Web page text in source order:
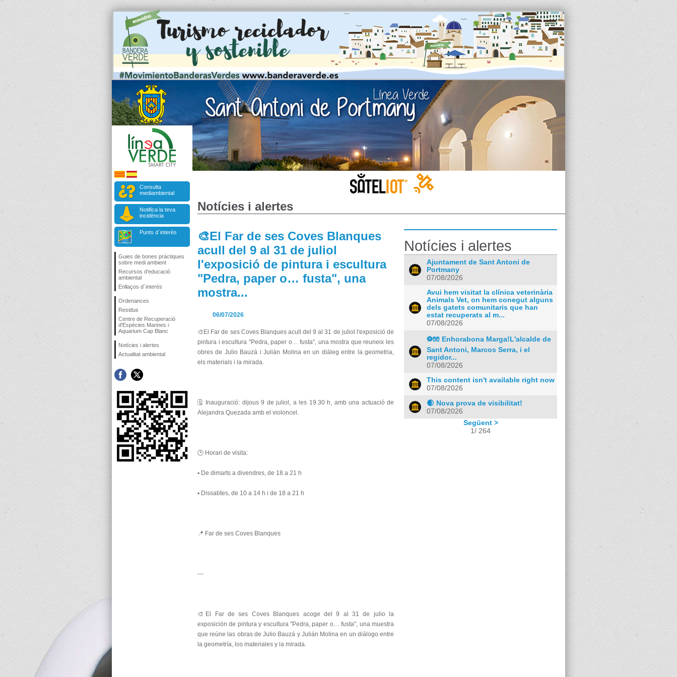
Consulta
mediambiental
Notifica la teva
incidència
Punts d`interès
Guies de bones pràctiques
sobre medi ambient
Recursos d'educació
ambiental
Enllaços d´interés
Ordenances
Residus
Centre de Recuperació
d'Espècies Marines i
Aquarium Cap Blanc
Notícies i alertes
Actualitat ambiental
Notícies i alertes
🎨El Far de ses Coves Blanques
acull del 9 al 31 de juliol
l'exposició de pintura i escultura
"Pedra, paper o… fusta", una
mostra...
06/07/2026
🎨El Far de ses Coves Blanques acull del 9 al 31 de juliol l'exposició de
pintura i escultura "Pedra, paper o… fusta", una mostra que reuneix les
obres de Julio Bauzá i Julián Molina en un diàleg entre la geometria,
els materials i la mirada.
🗓️ Inauguració: dijous 9 de juliol, a les 19.30 h, amb una actuació de
Alejandra Quezada amb el violoncel.
🕒 Horari de visita:
▪️ De dimarts a divendres, de 18 a 21 h
▪️ Dissabtes, de 10 a 14 h i de 18 a 21 h
📍 Far de ses Coves Blanques
---
🎨El Far de ses Coves Blanques acoge del 9 al 31 de julio la
exposición de pintura y escultura "Pedra, paper o… fusta", una muestra
que reúne las obras de Julio Bauzá y Julián Molina en un diálogo entre
la geometría, los materiales y la mirada.
Notícies i alertes
Ajuntament de Sant Antoni de
Portmany
07/08/2026
Avui hem visitat la clínica veterinària
Animals Vet, on hem conegut alguns
dels gatets comunitaris que han
estat recuperats al m...
07/08/2026
⚽🧤 Enhorabona Marga!L'alcalde de
Sant Antoni, Marcos Serra, i el
regidor...
07/08/2026
This content isn't available right now
07/08/2026
🌒 Nova prova de visibilitat!
07/08/2026
Següent >
1/ 264